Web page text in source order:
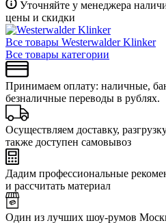
Уточняйте у менеджера
цены и скидки
Все товары Westerwalder Klinker
Все товары категории
Принимаем оплату: наличные,
безналичные переводы в рублях.
Осуществляем доставку,
также доступен самовывоз
Дадим профессиональные
и рассчитать материал
Один из лучших шоу-румов